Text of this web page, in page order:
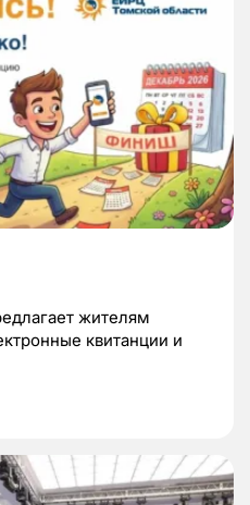
жителям
квитанции и